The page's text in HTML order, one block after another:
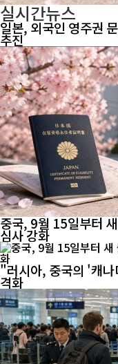
실시간뉴스
일본, 외국인 영주권
추진
중국, 9월 15일부터
심사 강화
"러시아, 중국의 '캐
격화